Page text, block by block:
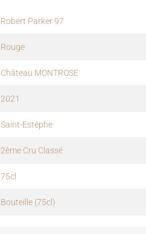
Robert Parker 97
Rouge
Château MONTROSE
2021
Saint-Estèphe
2ème Cru Classé
75cl
Bouteille (75cl)